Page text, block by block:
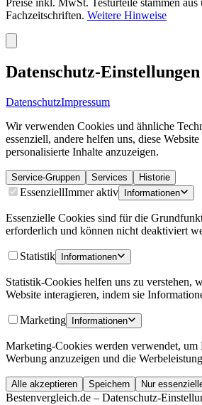
Preise inkl. MwSt. Testurteile stammen aus
Fachzeitschriften. Weitere Hinweise
Datenschutz-Einstellungen
DatenschutzImpressum
Wir verwenden Cookies und ähnliche
essenziell, andere helfen uns, diese
personalisierte Inhalte anzuzeigen.
Service-Gruppen Services Historie
EssenziellImmer aktiv Informationen
Essenzielle Cookies sind für die
erforderlich und können nicht deaktiviert
Statistik Informationen
Statistik-Cookies helfen uns zu verstehen,
Website interagieren, indem sie
Marketing Informationen
Marketing-Cookies werden verwendet, um
Werbung anzuzeigen und die
Alle akzeptieren Speichern Nur
Bestenvergleich.de – Datenschutz-